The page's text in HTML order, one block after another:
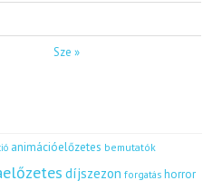
Sze »
animációelőzetes bemutatók
díjszezon forgatás horror